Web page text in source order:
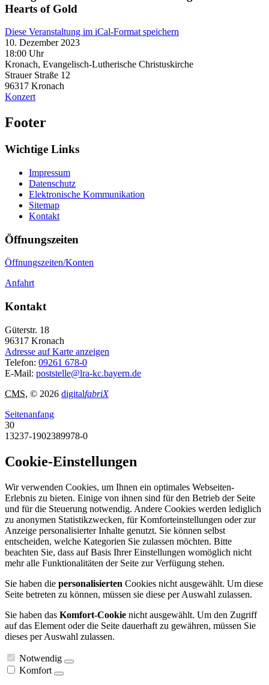
Hearts of Gold
Diese Veranstaltung im iCal-Format speichern
10. Dezember 2023
18:00 Uhr
Kronach, Evangelisch-Lutherische Christuskirche
Strauer Straße 12
96317 Kronach
Konzert
Footer
Wichtige Links
Impressum
Datenschutz
Elektronische Kommunikation
Sitemap
Kontakt
Öffnungszeiten
Öffnungszeiten/Konten
Anfahrt
Kontakt
Güterstr. 18
96317 Kronach
Adresse auf Karte anzeigen
Telefon: 09261 678-0
E-Mail: poststelle@lra-kc.bayern.de
CMS, © 2026 digitalfabriX
Seitenanfang
30
13237-1902389978-0
Cookie-Einstellungen
Wir verwenden Cookies, um Ihnen ein optimales Webseiten-
Erlebnis zu bieten. Einige von ihnen sind für den Betrieb der Seite
und für die Steuerung notwendig. Andere Cookies werden lediglich
zu anonymen Statistikzwecken, für Komforteinstellungen oder zur
Anzeige personalisierter Inhalte genutzt. Sie können selbst
entscheiden, welche Kategorien Sie zulassen möchten. Bitte
beachten Sie, dass auf Basis Ihrer Einstellungen womöglich nicht
mehr alle Funktionalitäten der Seite zur Verfügung stehen.
Sie haben die personalisierten Cookies nicht ausgewählt. Um diese
Seite betreten zu können, müssen sie diese per Auswahl zulassen.
Sie haben das Komfort-Cookie nicht ausgewählt. Um den Zugriff
auf das Element oder die Seite dauerhaft zu gewähren, müssen Sie
dieses per Auswahl zulassen.
Notwendig
Komfort